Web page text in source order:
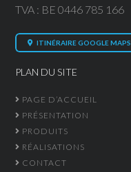
TVA : BE 0446 785 166
ITINÉRAIRE GOOGLE MAPS
PLAN DU SITE
PAGE D’ACCUEIL
PRÉSENTATION
PRODUITS
RÉALISATIONS
CONTACT